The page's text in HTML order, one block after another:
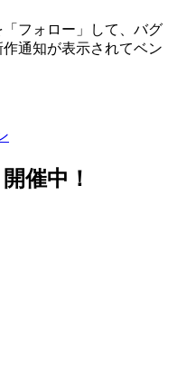
フォロー」して、バグ
通知が表示されてベン
催中！